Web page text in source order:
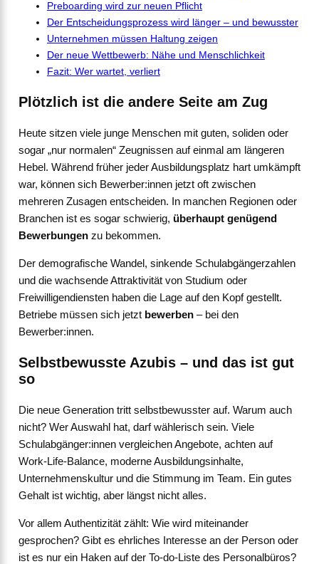
Preboarding wird zur neuen Pflicht
Der Entscheidungsprozess wird länger – und bewusster
Unternehmen müssen Haltung zeigen
Der neue Wettbewerb: Nähe und Menschlichkeit
Fazit: Wer wartet, verliert
Plötzlich ist die andere Seite am Zug
Heute sitzen viele junge Menschen mit guten, soliden oder
sogar „nur normalen“ Zeugnissen auf einmal am längeren
Hebel. Während früher jeder Ausbildungsplatz hart umkämpft
war, können sich Bewerber:innen jetzt oft zwischen
mehreren Zusagen entscheiden. In manchen Regionen oder
Branchen ist es sogar schwierig, überhaupt genügend
Bewerbungenzu bekommen.
Der demografische Wandel, sinkende Schulabgängerzahlen
und die wachsende Attraktivität von Studium oder
Freiwilligendiensten haben die Lage auf den Kopf gestellt.
Betriebe müssen sich jetzt bewerben– bei den
Bewerber:innen.
Selbstbewusste Azubis – und das ist gut
so
Die neue Generation tritt selbstbewusster auf. Warum auch
nicht? Wer Auswahl hat, darf wählerisch sein. Viele
Schulabgänger:innen vergleichen Angebote, achten auf
Work-Life-Balance, moderne Ausbildungsinhalte,
Unternehmenskultur und die Stimmung im Team. Ein gutes
Gehalt ist wichtig, aber längst nicht alles.
Vor allem Authentizität zählt: Wie wird miteinander
gesprochen? Gibt es ehrliches Interesse an der Person oder
ist es nur ein Haken auf der To-do-Liste des Personalbüros?